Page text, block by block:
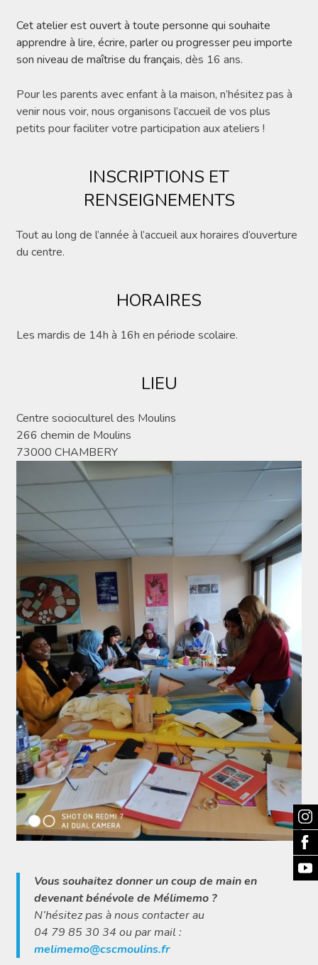
Cet atelier est ouvert à toute personne qui souhaite
apprendre à lire, écrire, parler ou progresser peu importe
son niveau de maîtrise du français, dès 16 ans.
Pour les parents avec enfant à la maison, n’hésitez pas à
venir nous voir, nous organisons l’accueil de vos plus
petits pour faciliter votre participation aux ateliers !
INSCRIPTIONS ET
RENSEIGNEMENTS
Tout au long de l’année à l’accueil aux horaires d’ouverture
du centre.
HORAIRES
Les mardis de 14h à 16h en période scolaire.
LIEU
Centre socioculturel des Moulins
266 chemin de Moulins
73000 CHAMBERY
Vous souhaitez donner un coup de main en
devenant bénévole de Mélimemo ?
N’hésitez pas à nous contacter au
04 79 85 30 34 ou par mail :
melimemo@cscmoulins.fr